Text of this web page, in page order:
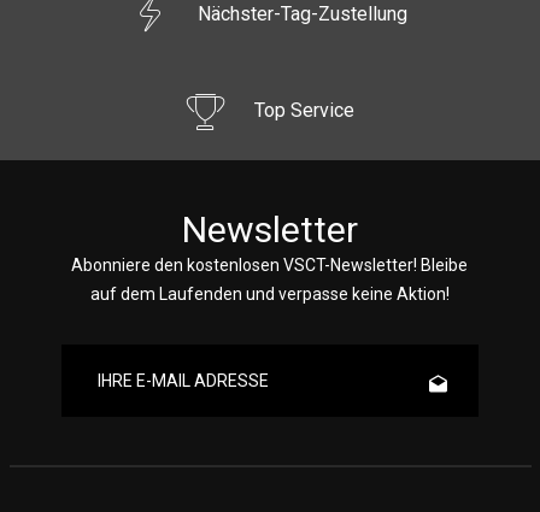
Nächster-Tag-Zustellung
Top Service
Newsletter
Abonniere den kostenlosen VSCT-Newsletter! Bleibe
auf dem Laufenden und verpasse keine Aktion!